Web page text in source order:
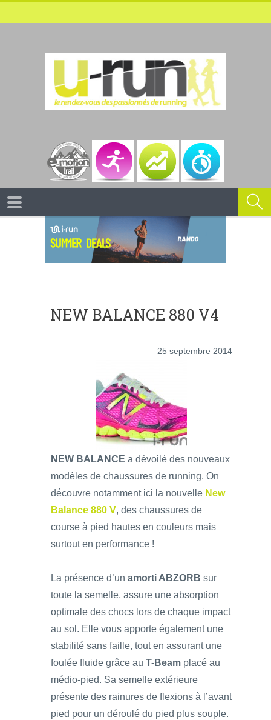
NEW BALANCE 880 V4
25 septembre 2014
NEW BALANCE a dévoilé des nouveaux
modèles de chaussures de running. On
découvre notamment ici la nouvelle New
Balance 880 V, des chaussures de
course à pied hautes en couleurs mais
surtout en performance !
La présence d’un amorti ABZORB sur
toute la semelle, assure une absorption
optimale des chocs lors de chaque impact
au sol. Elle vous apporte également une
stabilité sans faille, tout en assurant une
foulée fluide grâce au T-Beam placé au
médio-pied. Sa semelle extérieure
présente des rainures de flexions à l’avant
pied pour un déroulé du pied plus souple.